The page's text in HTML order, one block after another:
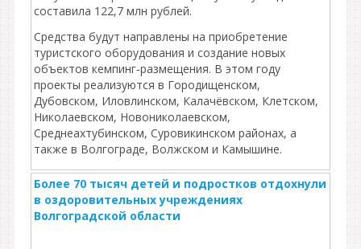
составила 122,7 млн рублей.
Средства будут направлены на приобретение
туристского оборудования и создание новых
объектов кемпинг‑размещения. В этом году
проекты реализуются в Городищенском,
Дубовском, Иловлинском, Калачёвском, Клетском,
Николаевском, Новониколаевском,
Среднеахтубинском, Суровикинском районах, а
также в Волгограде, Волжском и Камышине.
Более 70 тысяч детей и подростков отдохнули
в оздоровительных учреждениях
Волгоградской области